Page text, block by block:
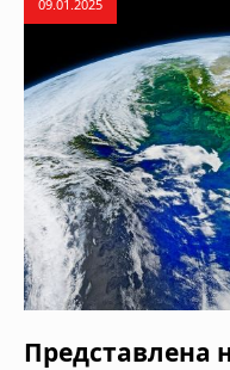
09.01.2025
Представлена